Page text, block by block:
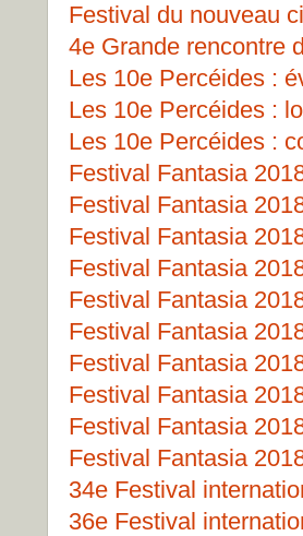
Festival du nouveau
4e Grande rencontre
Les 10e Percéides :
Les 10e Percéides :
Les 10e Percéides :
Festival Fantasia
Festival Fantasia
Festival Fantasia
Festival Fantasia
Festival Fantasia
Festival Fantasia
Festival Fantasia
Festival Fantasia
Festival Fantasia
Festival Fantasia
34e Festival
36e Festival